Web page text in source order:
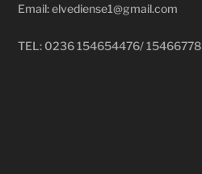
Email: elvediense1@gmail.com
TEL: 0236 154654476/ 15466778